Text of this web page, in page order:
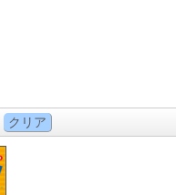
クリア